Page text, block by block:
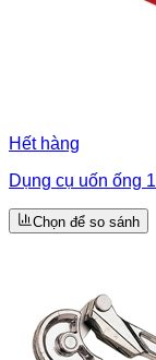
Hết hàng
Dụng cụ uốn ống
Chọn để so sánh